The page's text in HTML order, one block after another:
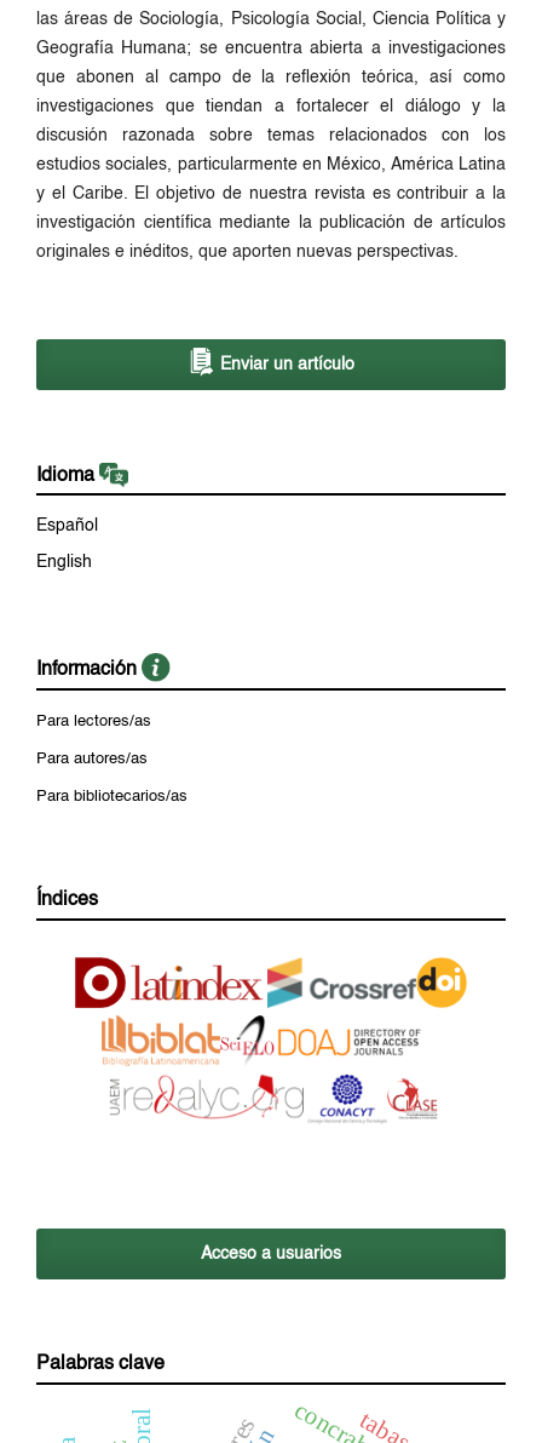
las áreas de Sociología, Psicología Social, Ciencia Política y
Geografía Humana; se encuentra abierta a investigaciones
que abonen al campo de la reflexión teórica, así como
investigaciones que tiendan a fortalecer el diálogo y la
discusión razonada sobre temas relacionados con los
estudios sociales, particularmente en México, América Latina
y el Caribe. El objetivo de nuestra revista es contribuir a la
investigación científica mediante la publicación de artículos
originales e inéditos, que aporten nuevas perspectivas.
Enviar un artículo
Idioma
Español
English
Información
Para lectores/as
Para autores/as
Para bibliotecarios/as
Índices
Acceso a usuarios
Palabras clave